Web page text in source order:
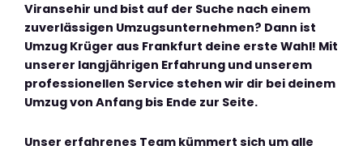
Viransehir und bist auf der Suche nach einem
zuverlässigen Umzugsunternehmen? Dann ist
Umzug Krüger aus Frankfurt deine erste Wahl! Mit
unserer langjährigen Erfahrung und unserem
professionellen Service stehen wir dir bei deinem
Umzug von Anfang bis Ende zur Seite.
Unser erfahrenes Team kümmert sich um alle